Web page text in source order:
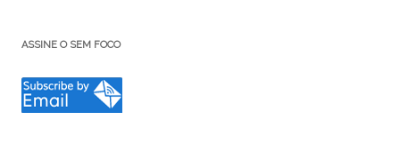
ASSINE O SEM FOCO